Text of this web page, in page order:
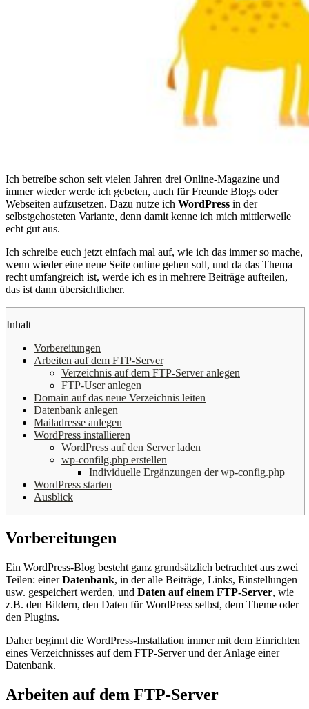
Ich betreibe schon seit vielen Jahren drei Online-Magazine und
immer wieder werde ich gebeten, auch für Freunde Blogs oder
Webseiten aufzusetzen. Dazu nutze ich WordPress in der
selbstgehosteten Variante, denn damit kenne ich mich mittlerweile
echt gut aus.
Ich schreibe euch jetzt einfach mal auf, wie ich das immer so mache,
wenn wieder eine neue Seite online gehen soll, und da das Thema
recht umfangreich ist, werde ich es in mehrere Beiträge aufteilen,
das ist dann übersichtlicher.
Inhalt
Vorbereitungen
Arbeiten auf dem FTP-Server
Verzeichnis auf dem FTP-Server anlegen
FTP-User anlegen
Domain auf das neue Verzeichnis leiten
Datenbank anlegen
Mailadresse anlegen
WordPress installieren
WordPress auf den Server laden
wp-confilg.php erstellen
Individuelle Ergänzungen der wp-config.php
WordPress starten
Ausblick
Vorbereitungen
Ein WordPress-Blog besteht ganz grundsätzlich betrachtet aus zwei
Teilen: einerDatenbank, in der alle Beiträge, Links, Einstellungen
usw. gespeichert werden, und Daten auf einem FTP-Server, wie
z.B. den Bildern, den Daten für WordPress selbst, dem Theme oder
den Plugins.
Daher beginnt die WordPress-Installation immer mit dem Einrichten
eines Verzeichnisses auf dem FTP-Server und der Anlage einer
Datenbank.
Arbeiten auf dem FTP-Server